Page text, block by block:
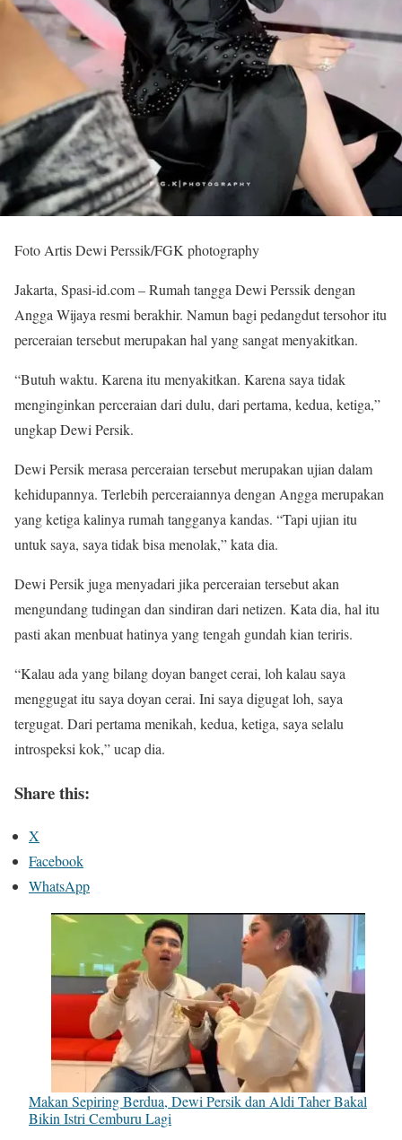
Foto Artis Dewi Perssik/FGK photography
Jakarta, Spasi-id.com – Rumah tangga Dewi Perssik dengan
Angga Wijaya resmi berakhir. Namun bagi pedangdut tersohor itu
perceraian tersebut merupakan hal yang sangat menyakitkan.
“Butuh waktu. Karena itu menyakitkan. Karena saya tidak
menginginkan perceraian dari dulu, dari pertama, kedua, ketiga,”
ungkap Dewi Persik.
Dewi Persik merasa perceraian tersebut merupakan ujian dalam
kehidupannya. Terlebih perceraiannya dengan Angga merupakan
yang ketiga kalinya rumah tangganya kandas. “Tapi ujian itu
untuk saya, saya tidak bisa menolak,” kata dia.
Dewi Persik juga menyadari jika perceraian tersebut akan
mengundang tudingan dan sindiran dari netizen. Kata dia, hal itu
pasti akan menbuat hatinya yang tengah gundah kian teriris.
“Kalau ada yang bilang doyan banget cerai, loh kalau saya
menggugat itu saya doyan cerai. Ini saya digugat loh, saya
tergugat. Dari pertama menikah, kedua, ketiga, saya selalu
introspeksi kok,” ucap dia.
Share this:
X
Facebook
WhatsApp
Makan Sepiring Berdua, Dewi Persik dan Aldi Taher Bakal
Bikin Istri Cemburu Lagi